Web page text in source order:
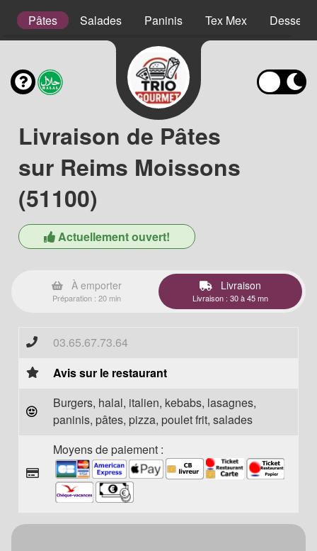
Pâtes Salades Paninis Tex Mex Desserts
Livraison de Pâtes
sur Reims Moissons
(51100)
Actuellement ouvert!
À emporter
Préparation : 20 min
Livraison
Livraison : 30 à 45 mn
03.65.67.73.64
Avis sur le restaurant
Burgers, halal, italien, kebabs, lasagnes,
paninis, pâtes, pizza, poulet frit, salades
Moyens de paiement :